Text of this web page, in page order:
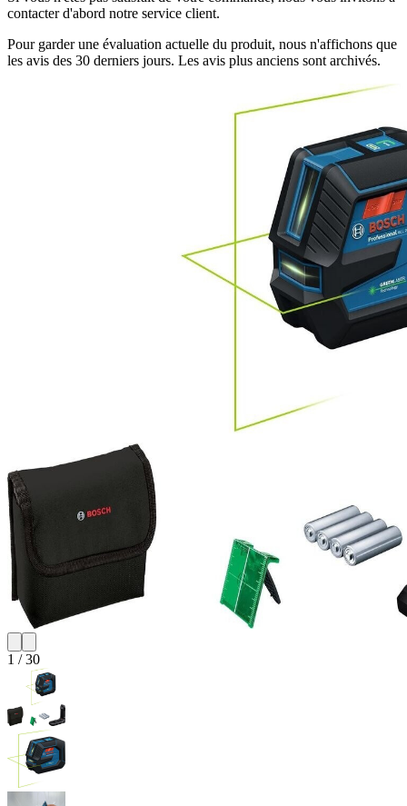
contacter d'abord notre service client.
Pour garder une évaluation actuelle du produit, nous n'affichons que
les avis des 30 derniers jours. Les avis plus anciens sont archivés.
1 /30